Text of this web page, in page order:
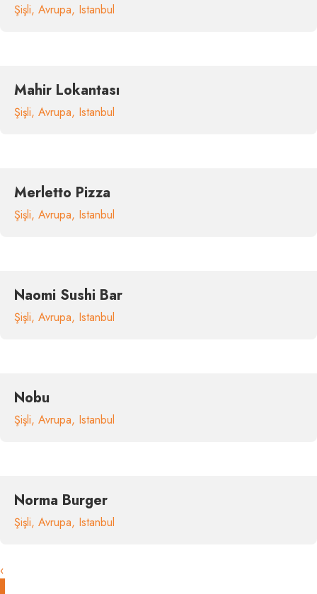
Şişli, Avrupa, Istanbul
Mahir Lokantası
Şişli, Avrupa, Istanbul
Merletto Pizza
Şişli, Avrupa, Istanbul
Naomi Sushi Bar
Şişli, Avrupa, Istanbul
Nobu
Şişli, Avrupa, Istanbul
Norma Burger
Şişli, Avrupa, Istanbul
‹